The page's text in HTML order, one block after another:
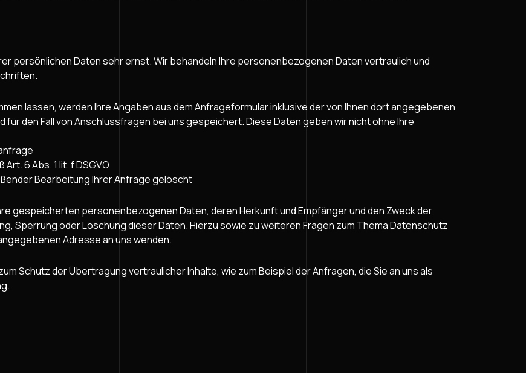
persönlichen Daten sehr ernst. Wir behandeln Ihre personenbezogenen Daten vertraulich und
lassen, werden Ihre Angaben aus dem Anfrageformular inklusive der von Ihnen dort angegebenen
den Fall von Anschlussfragen bei uns gespeichert. Diese Daten geben wir nicht ohne Ihre
6 Abs. 1 lit. f DSGVO
Bearbeitung Ihrer Anfrage gelöscht
gespeicherten personenbezogenen Daten, deren Herkunft und Empfänger und den Zweck der
Sperrung oder Löschung dieser Daten. Hierzu sowie zu weiteren Fragen zum Thema Datenschutz
Adresse an uns wenden.
Schutz der Übertragung vertraulicher Inhalte, wie zum Beispiel der Anfragen, die Sie an uns als